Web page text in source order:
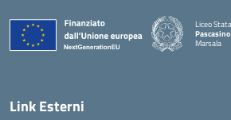
Liceo
Marsala
Link Esterni